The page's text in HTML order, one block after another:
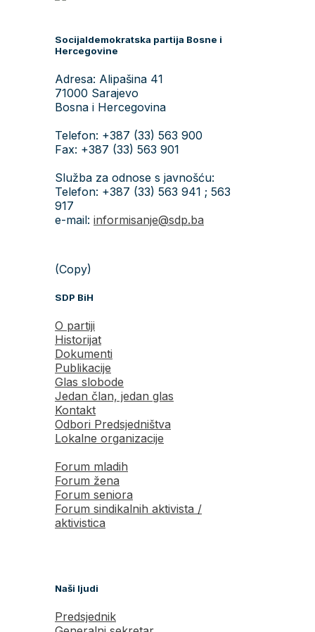
Socijaldemokratska partija Bosne i
Hercegovine
Adresa: Alipašina 41
71000 Sarajevo
Bosna i Hercegovina
Telefon: +387 (33) 563 900
Fax: +387 (33) 563 901
Služba za odnose s javnošću:
Telefon: +387 (33) 563 941 ; 563
917
e-mail: informisanje@sdp.ba
(Copy)
SDP BiH
O partiji
Historijat
Dokumenti
Publikacije
Glas slobode
Jedan član, jedan glas
Kontakt
Odbori Predsjedništva
Lokalne organizacije
Forum mladih
Forum žena
Forum seniora
Forum sindikalnih aktivista /
aktivistica
Naši ljudi
Predsjednik